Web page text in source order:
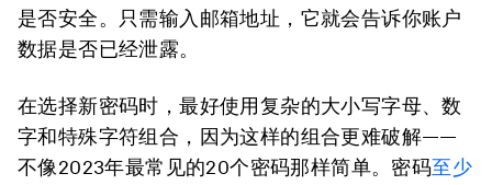
是否安全。只需输入邮箱地址，它就会告诉你账户
数据是否已经泄露。
在选择新密码时，最好使用复杂的大小写字母、数
字和特殊字符组合，因为这样的组合更难破解——
不像2023年最常见的20个密码那样简单。密码至少